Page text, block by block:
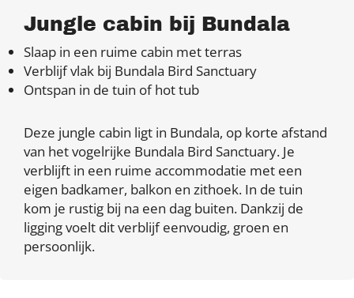
Jungle cabin bij Bundala
Slaap in een ruime cabin met terras
Verblijf vlak bij Bundala Bird Sanctuary
Ontspan in de tuin of hot tub
Deze jungle cabin ligt in Bundala, op korte afstand
van het vogelrijke Bundala Bird Sanctuary. Je
verblijft in een ruime accommodatie met een
eigen badkamer, balkon en zithoek. In de tuin
kom je rustig bij na een dag buiten. Dankzij de
ligging voelt dit verblijf eenvoudig, groen en
persoonlijk.